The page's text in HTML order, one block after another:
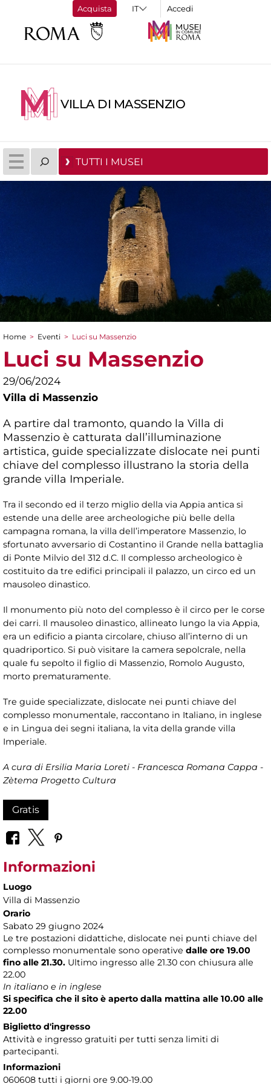
Acquista Accedi
VILLA DI MASSENZIO
TUTTI I MUSEI
Tu sei qui
Home > Eventi > Luci su Massenzio
Luci su Massenzio
29/06/2024
Villa di Massenzio
A partire dal tramonto, quando la Villa di
Massenzio è catturata dall’illuminazione
artistica, guide specializzate dislocate nei punti
chiave del complesso illustrano la storia della
grande villa Imperiale.
Tra il secondo ed il terzo miglio della via Appia antica si
estende una delle aree archeologiche più belle della
campagna romana, la villa dell’imperatore Massenzio, lo
sfortunato avversario di Costantino il Grande nella battaglia
di Ponte Milvio del 312 d.C. Il complesso archeologico è
costituito da tre edifici principali il palazzo, un circo ed un
mausoleo dinastico.
Il monumento più noto del complesso è il circo per le corse
dei carri. Il mausoleo dinastico, allineato lungo la via Appia,
era un edificio a pianta circolare, chiuso all’interno di un
quadriportico. Si può visitare la camera sepolcrale, nella
quale fu sepolto il figlio di Massenzio, Romolo Augusto,
morto prematuramente.
Tre guide specializzate, dislocate nei punti chiave del
complesso monumentale, raccontano in Italiano, in inglese
e in Lingua dei segni italiana, la vita della grande villa
Imperiale.
A cura di Ersilia Maria Loreti - Francesca Romana Cappa -
Zètema Progetto Cultura
Gratis
Informazioni
Luogo
Villa di Massenzio
Orario
Sabato 29 giugno 2024
Le tre postazioni didattiche, dislocate nei punti chiave del
complesso monumentale sono operative dalle ore 19.00
fino alle 21.30. Ultimo ingresso alle 21.30 con chiusura alle
22.00
In italiano e in inglese
Si specifica che il sito è aperto dalla mattina alle 10.00 alle
22.00
Biglietto d'ingresso
Attività e ingresso gratuiti per tutti senza limiti di
partecipanti.
Informazioni
060608 tutti i giorni ore 9.00-19.00